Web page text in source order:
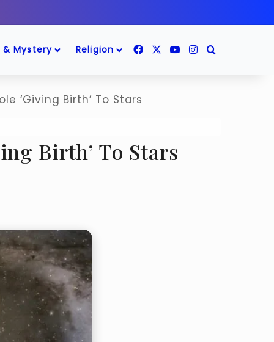
& Mystery Religion FacebookYouTubeInstagram
‘Giving Birth’ To Stars
Birth’ To Stars